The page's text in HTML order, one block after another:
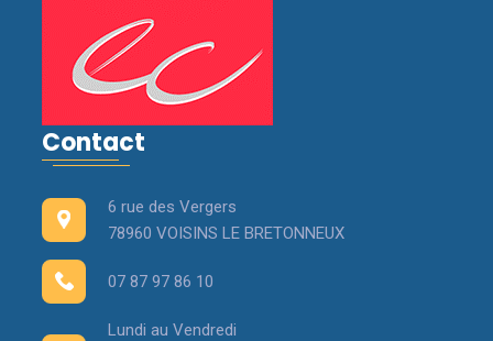
Contact
6 rue des Vergers
78960 VOISINS LE BRETONNEUX
07 87 97 86 10
Lundi au Vendredi